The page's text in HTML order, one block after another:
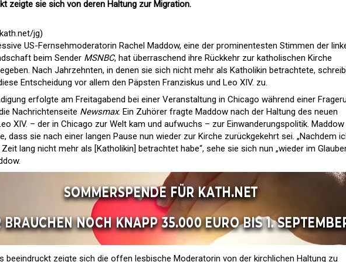
zeigte sie sich von deren Haltung zur Migration.
jg)
US-Fernsehmoderatorin Rachel Maddow, eine der prominentesten Stimmen der
beim Sender MSNBC, hat überraschend ihre Rückkehr zur katholischen Kirche
Nach Jahrzehnten, in denen sie sich nicht mehr als Katholikin betrachtete,
Entscheidung vor allem den Päpsten Franziskus und Leo XIV. zu.
erfolgte am Freitagabend bei einer Veranstaltung in Chicago während einer
Nachrichtenseite Newsmax. Ein Zuhörer fragte Maddow nach der Haltung des neuen
XIV. – der in Chicago zur Welt kam und aufwuchs – zur Einwanderungspolitik. Maddow
dass sie nach einer langen Pause nun wieder zur Kirche zurückgekehrt sei. „Nachdem
lang nicht mehr als [Katholikin] betrachtet habe“, sehe sie sich nun „wieder im
beeindruckt zeigte sich die offen lesbische Moderatorin von der kirchlichen Haltung zu